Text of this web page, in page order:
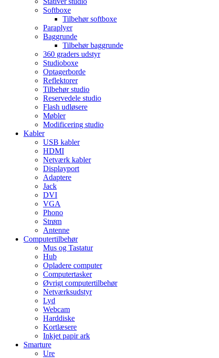
Softboxe
Tilbehør softboxe
Paraplyer
Baggrunde
Tilbehør baggrunde
360 graders udstyr
Studioboxe
Optagerborde
Reflektorer
Tilbehør studio
Reservedele studio
Flash udløsere
Møbler
Modificering studio
Kabler
USB kabler
HDMI
Netværk kabler
Displayport
Adaptere
Jack
DVI
VGA
Phono
Strøm
Antenne
Computertilbehør
Mus og Tastatur
Hub
Opladere computer
Computertasker
Øvrigt computertilbehør
Netværksudstyr
Lyd
Webcam
Harddiske
Kortlæsere
Inkjet papir ark
Smarture
Ure